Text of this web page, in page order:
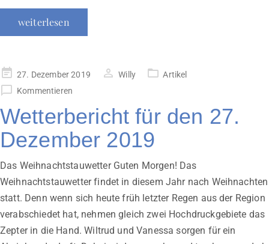
weiterlesen
Veröffentlicht
am
27. Dezember 2019 Willy
Artikel
Kommentieren
Wetterbericht für den 27.
Dezember 2019
Das Weihnachtstauwetter Guten Morgen! Das
Weihnachtstauwetter findet in diesem Jahr nach Weihnachten
statt. Denn wenn sich heute früh letzter Regen aus der Region
verabschiedet hat, nehmen gleich zwei Hochdruckgebiete das
Zepter in die Hand. Wiltrud und Vanessa sorgen für ein